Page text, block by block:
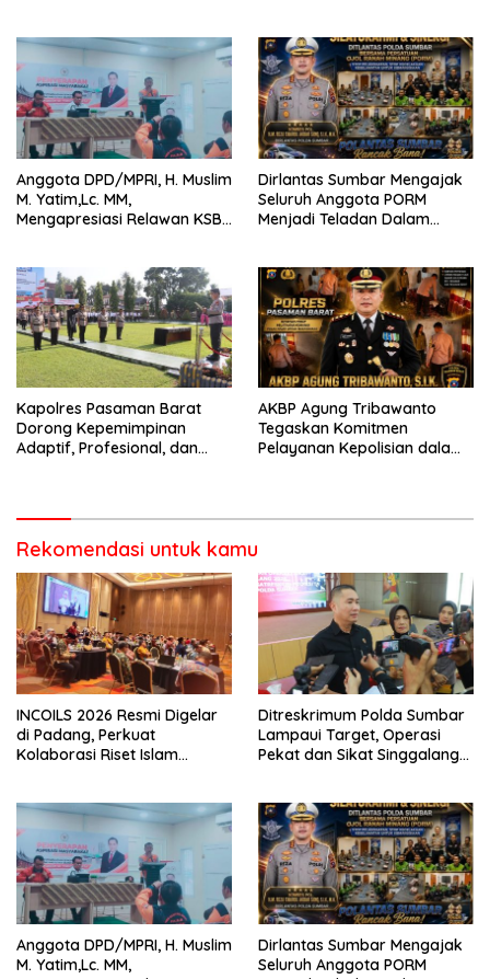
Anggota DPD/MPRI, H. Muslim
M. Yatim,Lc. MM,
Mengapresiasi Relawan KSB
Bencana
Dirlantas Sumbar Mengajak
Seluruh Anggota PORM
Menjadi Teladan Dalam
Perlengkapan Keselamatan
Berkendara
Kapolres Pasaman Barat
Dorong Kepemimpinan
Adaptif, Profesional, dan
AKBP Agung Tribawanto
Tegaskan Komitmen
Pelayanan Kepolisian dalam
Rekomendasi untuk kamu
INCOILS 2026 Resmi Digelar
di Padang, Perkuat
Kolaborasi Riset Islam
Ditreskrimum Polda Sumbar
Lampaui Target, Operasi
Pekat dan Sikat Singgalang
Anggota DPD/MPRI, H. Muslim
M. Yatim,Lc. MM,
Dirlantas Sumbar Mengajak
Seluruh Anggota PORM